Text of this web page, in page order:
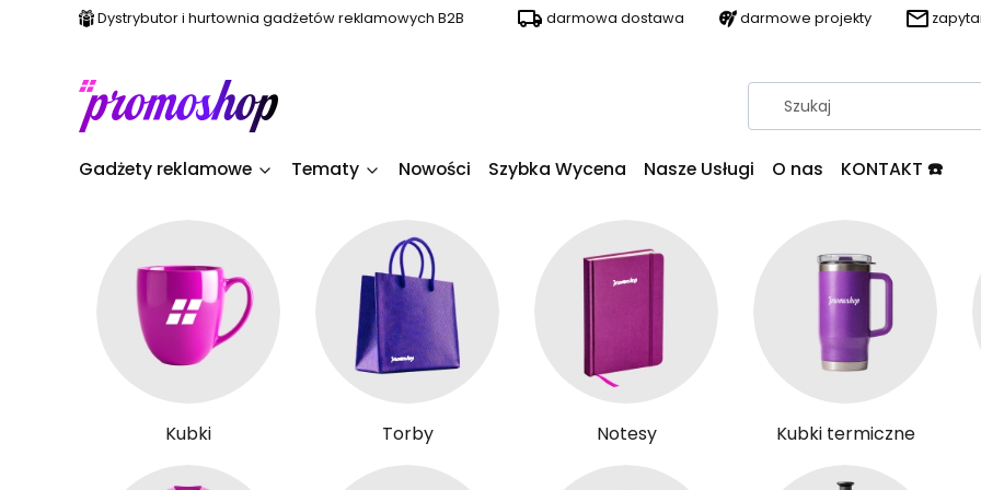
Dystrybutor i hurtownia gadżetów reklamowych B2B darmowa dostawa darmowe projekty
Gadżety reklamowe Tematy Nowości Szybka Wycena Nasze Usługi O nas KONTAKT ☎️
Kubki Torby Notesy Kubki termiczne